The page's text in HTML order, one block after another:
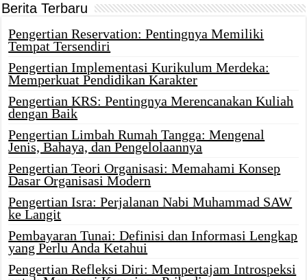
Berita Terbaru
Pengertian Reservation: Pentingnya Memiliki
Tempat Tersendiri
Pengertian Implementasi Kurikulum Merdeka:
Memperkuat Pendidikan Karakter
Pengertian KRS: Pentingnya Merencanakan Kuliah
dengan Baik
Pengertian Limbah Rumah Tangga: Mengenal
Jenis, Bahaya, dan Pengelolaannya
Pengertian Teori Organisasi: Memahami Konsep
Dasar Organisasi Modern
Pengertian Isra: Perjalanan Nabi Muhammad SAW
ke Langit
Pembayaran Tunai: Definisi dan Informasi Lengkap
yang Perlu Anda Ketahui
Pengertian Refleksi Diri: Mempertajam Introspeksi